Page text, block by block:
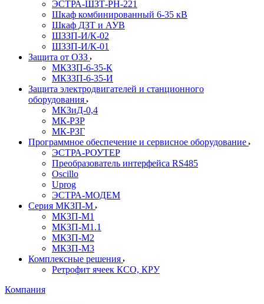
ЭСТРА-ШЗТ-РН-221
Шкаф комбинированный 6-35 кВ
Шкаф ДЗТ и АУВ
ШЗЗП-И/К-02
ШЗЗП-И/К-01
Защита от ОЗЗ
МКЗЗП-6-35-К
МКЗЗП-6-35-И
Защита элеĸтродвигателей и станционного
оборудования
МКЗиД-0,4
МК-РЗР
МК-РЗГ
Программное обеспечение и сервисное оборудование
ЭСТРА-РОУТЕР
Преобразователь интерфейса RS485
Oscillo
Uprog
ЭСТРА-МОДЕМ
Серия МКЗП-М
МКЗП-М1
МКЗП-М1.1
МКЗП-М2
МКЗП-М3
Комплексные решения
Ретрофит ячеек КСО, КРУ
Компания